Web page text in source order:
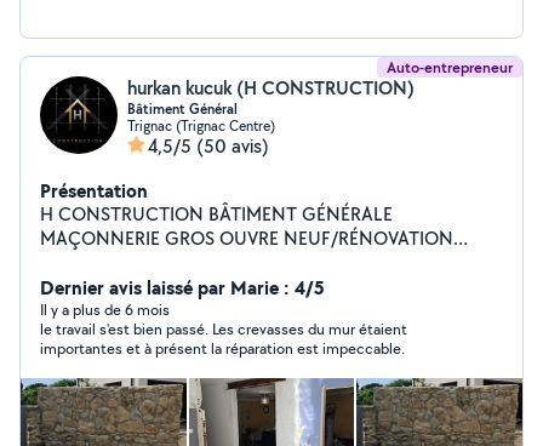
Auto-entrepreneur
hurkan kucuk (H CONSTRUCTION)
Bâtiment Général
Trignac (Trignac Centre)
4,5/5 (50 avis)
Présentation
H CONSTRUCTION BÂTIMENT GÉNÉRALE
MAÇONNERIE GROS OUVRE NEUF/RÉNOVATION
PLACO/PEINTURE CARRELAGE/FAiENCE/PARQUET
/BÉTON CIRÉ POSE VELUX/BAiE VITRÉE /VOLETS
MENUISIER SABLAGE MÉTALLIQUE /PIERRE /BOIS
PEINTURE PISTOLER ÉLECTRICITÉ /PLOMBERIE POSE
GOUTTIÈRE/CHANGEMENT ARDOISES ÉTANCHÉITÉ
LIQUIDE/TRADITIONNELLE/PROBLÈME DE
FUITE/HUMIDITÉ
Dernier avis laissé par Marie : 4/5
Il y a plus de 6 mois
le travail s'est bien passé. Les crevasses du mur étaient
importantes et à présent la réparation est impeccable.